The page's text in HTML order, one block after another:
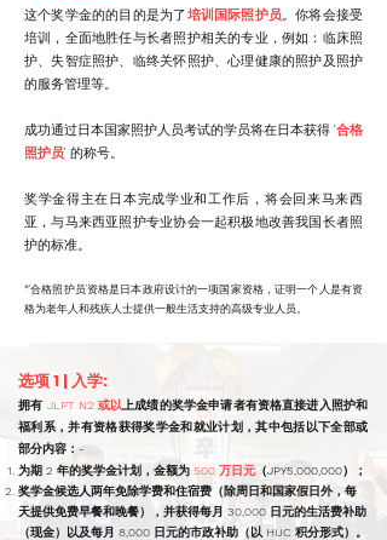
这个奖学金的的目的是为了培训国际照护员。你将会接受
培训，全面地胜任与长者照护相关的专业，例如：临床照
护、失智症照护、临终关怀照护、心理健康的照护及照护
的服务管理等。
成功通过日本国家照护人员考试的学员将在日本获得 ‘合格
照护员’ 的称号。
奖学金得主在日本完成学业和工作后，将会回来马来西
亚，与马来西亚照护专业协会一起积极地改善我国长者照
护的标准。
*‘合格照护员’资格是日本政府设计的一项国家资格，证明一个人是有资
格为老年人和残疾人士提供一般生活支持的高级专业人员。
选项 1 | 入学:
拥有 JLPT N2 或以 上成绩的奖学金申请者有资格直接进入照护和
福利系，并有资格获得奖学金和就业计划，其中包括以下全部或
部分内容：-
为期 2 年的奖学金计划，金额为 500 万日元 （JPY5,000,000）
；
奖学金候选人两年免除学费和住宿费（除周日和国家假日外，每
天提供免费早餐和晚餐），并获得每月 30,000 日元的生活费补助
（现金）以及每月 8,000 日元的市政补助（以 HUC 积分形式）。